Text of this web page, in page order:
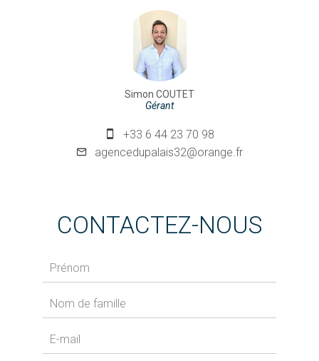
Simon COUTET
Gérant
+33 6 44 23 70 98
agencedupalais32@orange.fr
CONTACTEZ-NOUS